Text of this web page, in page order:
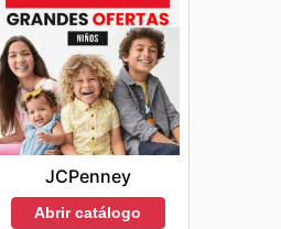
JCPenney
Abrir catálogo